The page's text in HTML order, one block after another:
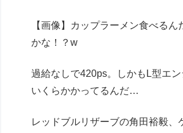
【画像】カップラーメン食べるん
かな！？w
過給なしで420ps。しかもL型エ
いくらかかってるんだ…
レッドブルリザーブの角田裕毅、